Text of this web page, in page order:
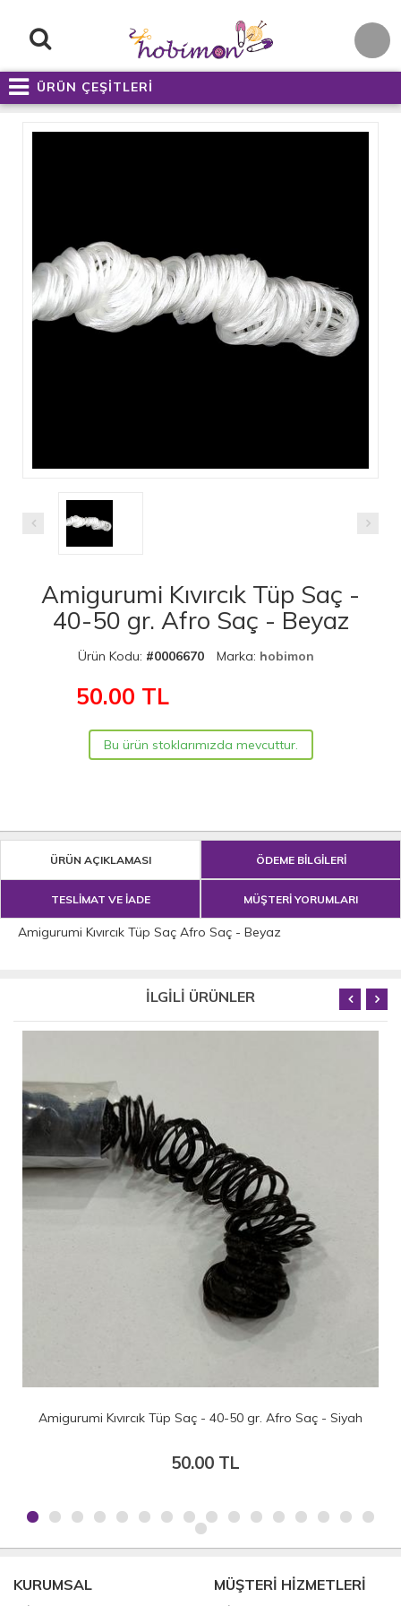
ÜRÜN ÇEŞİTLERİ
Amigurumi Kıvırcık Tüp Saç -
40-50 gr. Afro Saç - Beyaz
Ürün Kodu: #0006670 Marka: hobimon
50.00 TL
Bu ürün stoklarımızda mevcuttur.
ÜRÜN AÇIKLAMASI ÖDEME BİLGİLERİ
TESLİMAT VE İADE MÜŞTERİ YORUMLARI
Amigurumi Kıvırcık Tüp Saç Afro Saç - Beyaz
İLGİLİ ÜRÜNLER
Amigurumi Kıvırcık Tüp Saç - 40-50 gr. Afro Saç - Siyah
50.00 TL
KURUMSAL MÜŞTERİ HİZMETLERİ